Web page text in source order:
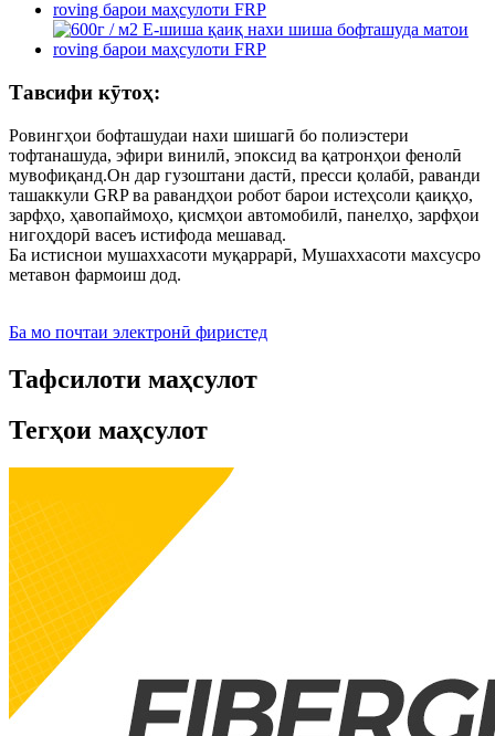
Тавсифи кӯтоҳ:
Ровингҳои бофташудаи нахи шишагӣ бо полиэстери
тофтанашуда, эфири винилӣ, эпоксид ва қатронҳои фенолӣ
мувофиқанд.Он дар гузоштани дастӣ, пресси қолабӣ, раванди
ташаккули GRP ва равандҳои робот барои истеҳсоли қаиқҳо,
зарфҳо, ҳавопаймоҳо, қисмҳои автомобилӣ, панелҳо, зарфҳои
нигоҳдорӣ васеъ истифода мешавад.
Ба истиснои мушаххасоти муқаррарӣ, Мушаххасоти махсусро
метавон фармоиш дод.
Ба мо почтаи электронӣ фиристед
Тафсилоти маҳсулот
Тегҳои маҳсулот